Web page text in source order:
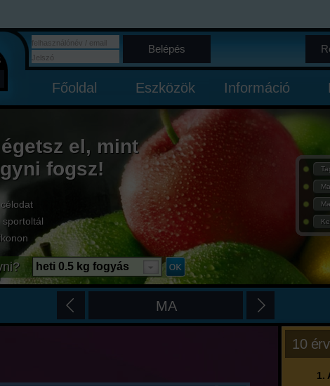
Belépés
Főoldal Eszközök Információ
el, mint
fogsz!
heti 0.5 kg fogyás
MA
10
1.